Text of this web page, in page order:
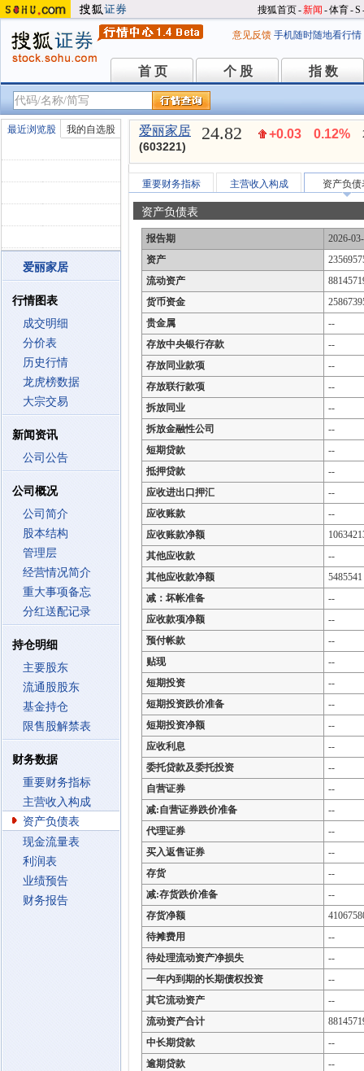
搜狐首页-新闻 -体育-S
意见反馈 手机随时随地看行情
首 页
首 页 个 股
个 股 指 数
指 数
最近浏览股 我的自选股
爱丽家居
行情图表
成交明细
分价表
历史行情
龙虎榜数据
大宗交易
新闻资讯
公司公告
公司概况
公司简介
股本结构
管理层
经营情况简介
重大事项备忘
分红送配记录
持仓明细
主要股东
流通股股东
基金持仓
限售股解禁表
财务数据
重要财务指标
主营收入构成
资产负债表
现金流量表
利润表
业绩预告
财务报告
爱丽家居
(603221)
24.82 +0.03 0.12%
重要财务指标 主营收入构成 资产负债
资产负债表
报告期
2026-
资产
流动资产
货币资金
贵金属
--
存放中央银行存款
--
存放同业款项
--
存放联行款项
--
拆放同业
--
拆放金融性公司
--
短期贷款
--
抵押贷款
--
应收进出口押汇
--
应收账款
--
应收账款净额
其他应收款
--
其他应收款净额
5485541
减：坏帐准备
--
应收款项净额
--
预付帐款
--
贴现
--
短期投资
--
短期投资跌价准备
--
短期投资净额
--
应收利息
--
委托贷款及委托投资
--
自营证券
--
减:自营证券跌价准备
--
代理证券
--
买入返售证券
--
存货
--
减:存货跌价准备
--
存货净额
待摊费用
--
待处理流动资产净损失
--
一年内到期的长期债权投资
--
其它流动资产
--
流动资产合计
中长期贷款
--
逾期贷款
--